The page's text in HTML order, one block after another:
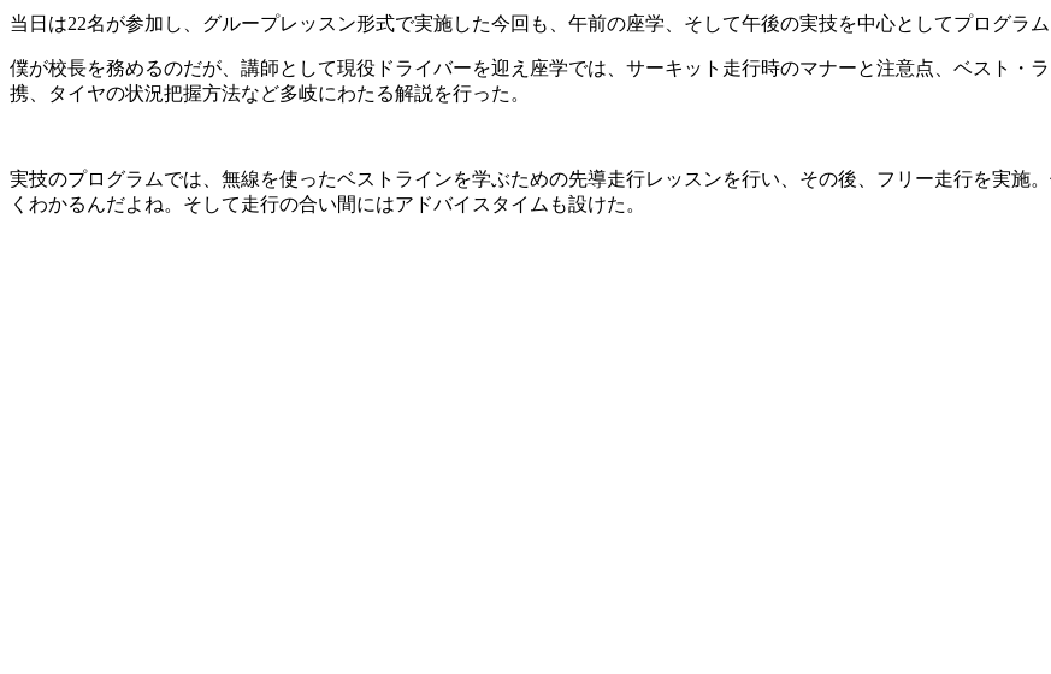
当日は22名が参加し、グループレッスン形式で実施した今回も、午前の座学、そして午後の実技を中心としてプログラム
僕が校長を務めるのだが、講師として現役ドライバーを迎え座学では、サーキット走行時のマナーと注意点、ベスト・
携、タイヤの状況把握方法など多岐にわたる解説を行った。
実技のプログラムでは、無線を使ったベストラインを学ぶための先導走行レッスンを行い、その後、フリー走行を実施
くわかるんだよね。そして走行の合い間にはアドバイスタイムも設けた。